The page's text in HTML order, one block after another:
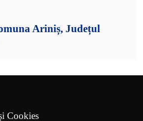
Ariniș, Județul
Cookies